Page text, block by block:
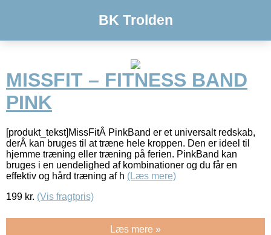
BK Trolden
MISSFIT – FITNESS BAND
PINK
[produkt_tekst]MissFitÂ PinkBand er et universalt redskab,
derÂ kan bruges til at træne hele kroppen. Den er ideel til
hjemme træning eller træning på ferien. PinkBand kan
bruges i en uendelighed af kombinationer og du får en
effektiv og hård træning af h (Læs mere)
199 kr. (Vis fragtpris)
Læs mere »